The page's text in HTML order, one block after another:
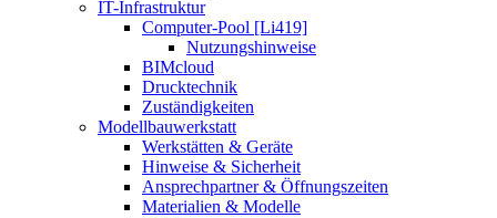
IT-Infrastruktur
Computer-Pool [Li419]
Nutzungshinweise
BIMcloud
Drucktechnik
Zuständigkeiten
Modellbauwerkstatt
Werkstätten & Geräte
Hinweise & Sicherheit
Ansprechpartner & Öffnungszeiten
Materialien & Modelle